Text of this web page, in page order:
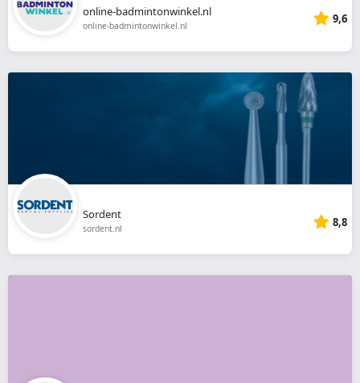
online-badmintonwinkel.nl
online-badmintonwinkel.nl 9,6
Sordent
sordent.nl 8,8